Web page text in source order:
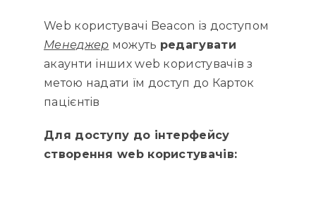
Web користувачі Beacon із доступом
Менеджер можуть редагувати
акаунти інших web користувачів з
метою надати їм доступ до Карток
пацієнтів
Для доступу до інтерфейсу
створення web користувачів: